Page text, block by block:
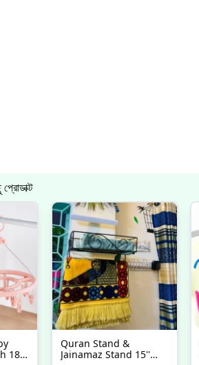
18
Quran Stand &
Jainamaz Stand 15''